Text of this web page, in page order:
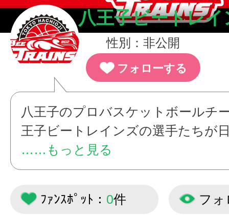
八王子ビートレイ
性別：非公開
フォローする
八王子のプロバスケットボールチ
王子ビートレインズの選手たちが
投稿していきます！
……もっと見る
ﾌｧﾝｽﾎﾟｯﾄ： 0件 フォ